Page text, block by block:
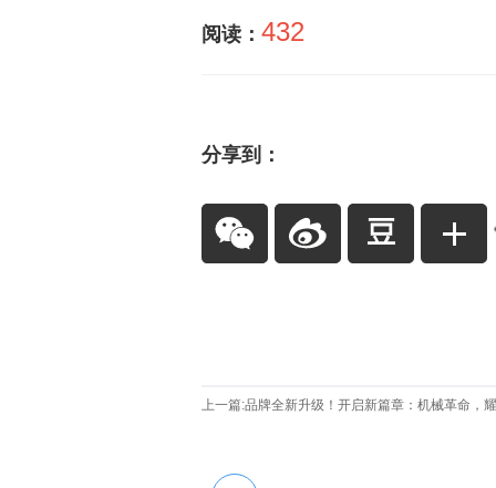
阅读： 432
分享到：
上一篇:品牌全新升级！开启新篇章：机械革命，